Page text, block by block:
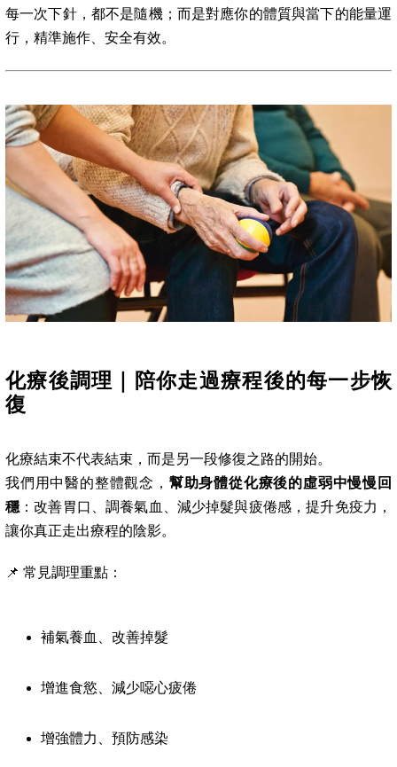
每一次下針，都不是隨機；而是對應你的體質與當下的能量運
行，精準施作、安全有效。
化療後調理｜陪你走過療程後的每一步恢
復
化療結束不代表結束，而是另一段修復之路的開始。
我們用中醫的整體觀念， 幫助身體從化療後的虛弱中慢慢回
穩 ：改善胃口、調養氣血、減少掉髮與疲倦感，提升免疫力，
讓你真正走出療程的陰影。
📌 常見調理重點：
補氣養血、改善掉髮
增進食慾、減少噁心疲倦
增強體力、預防感染